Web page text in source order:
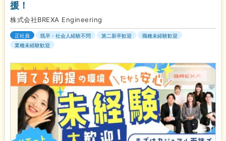
援！
株式会社BREXA Engineering
正社員 既卒・社会人経験不問 第二新卒歓迎
職種未経験歓迎
業種未経験歓迎